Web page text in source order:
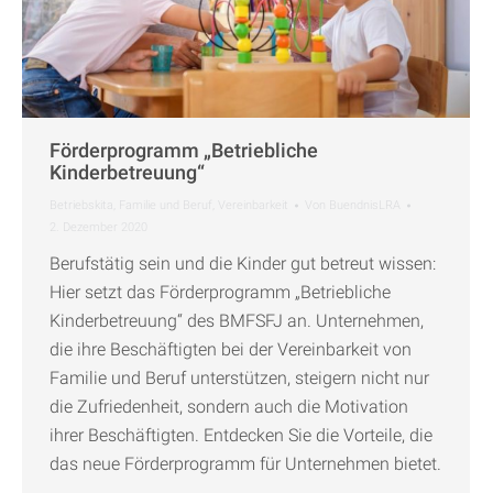
Förderprogramm „Betriebliche
Kinderbetreuung“
Betriebskita Familie und Beruf Vereinbarkeit Von BuendnisLRA
2. Dezember 2020
Berufstätig sein und die Kinder gut betreut wissen:
Hier setzt das Förderprogramm „Betriebliche
Kinderbetreuung“ des BMFSFJ an. Unternehmen,
die ihre Beschäftigten bei der Vereinbarkeit von
Familie und Beruf unterstützen, steigern nicht nur
die Zufriedenheit, sondern auch die Motivation
ihrer Beschäftigten. Entdecken Sie die Vorteile, die
das neue Förderprogramm für Unternehmen bietet.